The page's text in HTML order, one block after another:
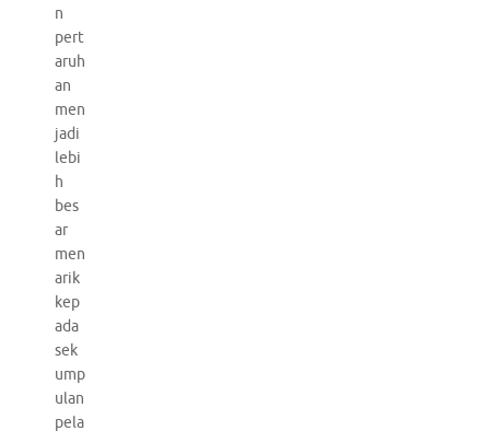
n
pert
aruh
an
men
jadi
lebi
h
bes
ar
men
arik
kep
ada
sek
ump
ulan
pela